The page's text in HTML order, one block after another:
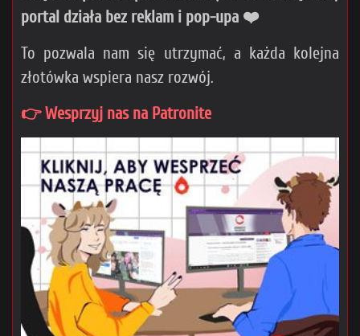
portal działa bez reklam i pop-upa ❤️
To pozwala nam się utrzymać, a każda kolejna
złotówka wspiera nasz rozwój.
👉 Wesprzyj nas na Patronite